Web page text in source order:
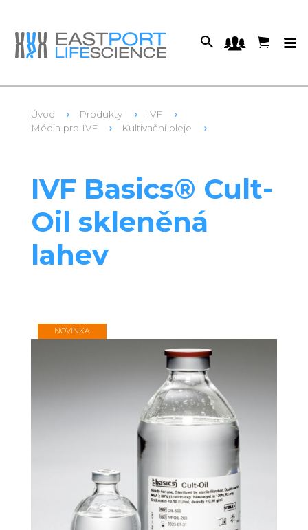
Úvod Produkty
IVF
Média pro IVF
Kultivační oleje
IVF Basics® Cult-
Oil skleněná
lahev
NOVINKA